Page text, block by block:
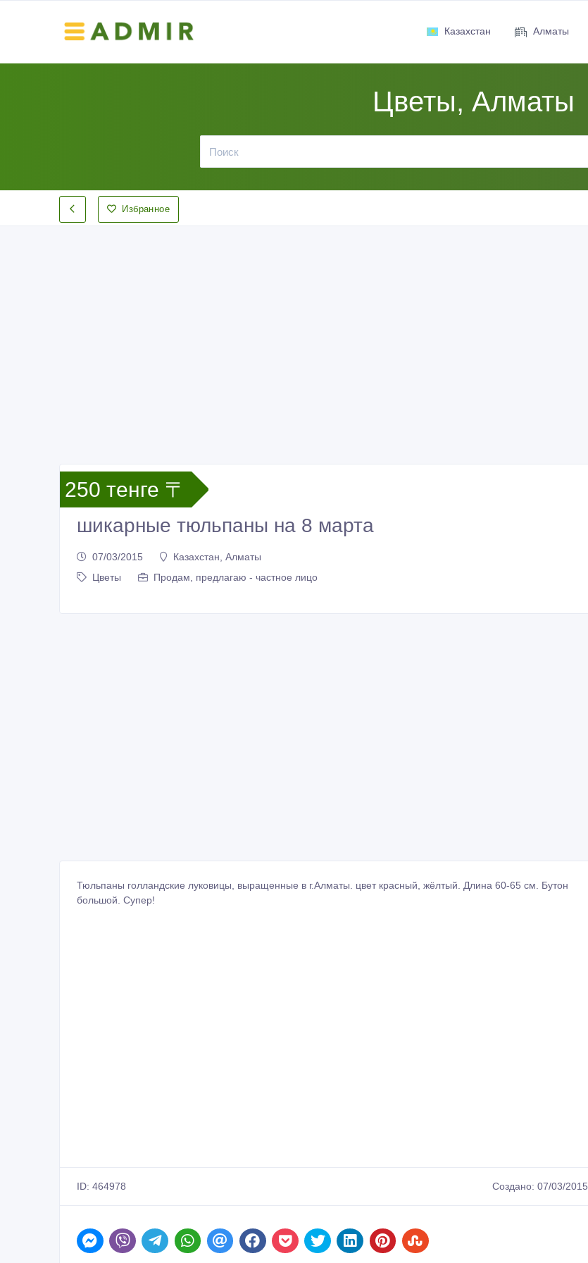
Казахстан Алматы
Цветы, Алматы
Избранное
250 тенге 〒
шикарные тюльпаны на 8 марта
07/03/2015
Казахстан, Алматы
Цветы
Продам, предлагаю - частное лицо
Тюльпаны голландские луковицы, выращенные в г.Алматы. цвет красный, жёлтый. Длина 60-65 см. Бутон
большой. Супер!
ID: 464978 Создано: 07/03/2015